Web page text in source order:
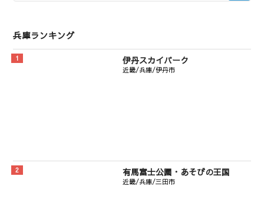
兵庫ランキング
伊丹スカイパーク
近畿/兵庫/伊丹市
有馬富士公園・あそびの王国
近畿/兵庫/三田市